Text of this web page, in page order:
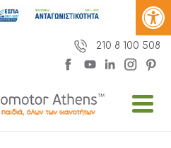
210 8 100 508